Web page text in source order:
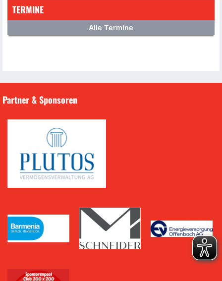
TERMINE
Alle Termine
Partner & Sponsoren